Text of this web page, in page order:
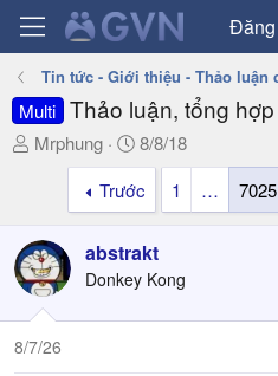
Tin tức - Giới thiệu - Thảo luận
Multi Thảo luận, tổng
T
a
d
s
t
a
Mrphung
N
g
à
y
g
ử
i
8/8/18
Trước
1 … 7025
abstrakt
Donkey Kong
8/7/26